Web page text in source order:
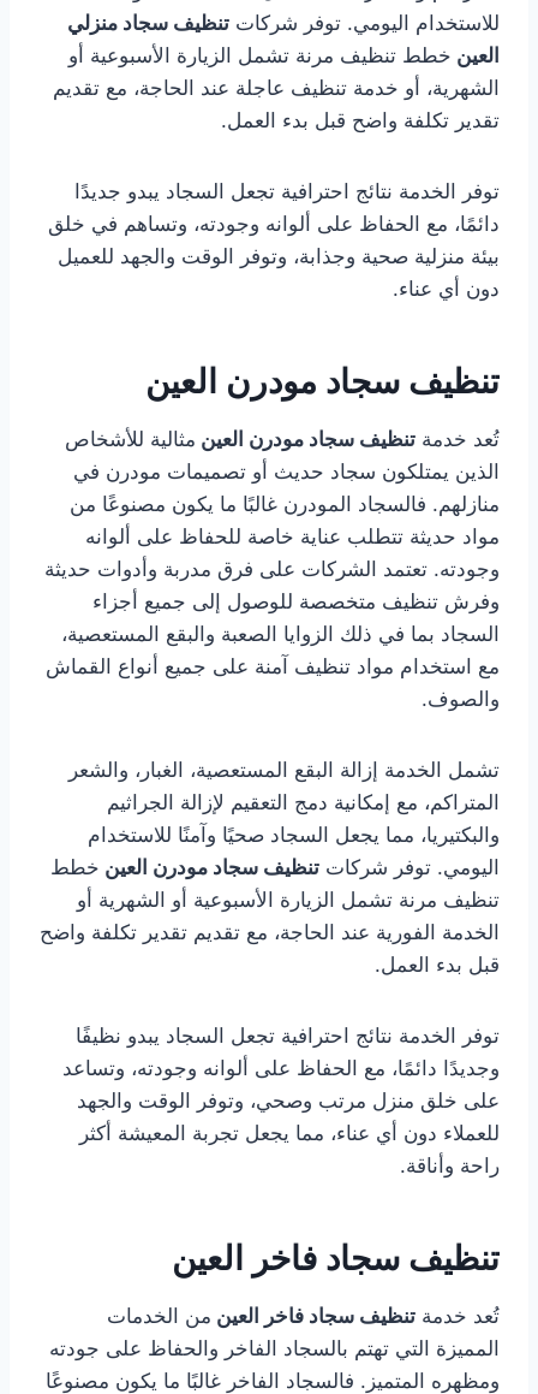
للاستخدام اليومي. توفر شركات تنظيف سجاد منزلي
العين خطط تنظيف مرنة تشمل الزيارة الأسبوعية أو
الشهرية، أو خدمة تنظيف عاجلة عند الحاجة، مع تقديم
تقدير تكلفة واضح قبل بدء العمل.
توفر الخدمة نتائج احترافية تجعل السجاد يبدو جديدًا
دائمًا، مع الحفاظ على ألوانه وجودته، وتساهم في خلق
بيئة منزلية صحية وجذابة، وتوفر الوقت والجهد للعميل
دون أي عناء.
تنظيف سجاد مودرن العين
تُعد خدمة تنظيف سجاد مودرن العين مثالية للأشخاص
الذين يمتلكون سجاد حديث أو تصميمات مودرن في
منازلهم. فالسجاد المودرن غالبًا ما يكون مصنوعًا من
مواد حديثة تتطلب عناية خاصة للحفاظ على ألوانه
وجودته. تعتمد الشركات على فرق مدربة وأدوات حديثة
وفرش تنظيف متخصصة للوصول إلى جميع أجزاء
السجاد بما في ذلك الزوايا الصعبة والبقع المستعصية،
مع استخدام مواد تنظيف آمنة على جميع أنواع القماش
والصوف.
تشمل الخدمة إزالة البقع المستعصية، الغبار، والشعر
المتراكم، مع إمكانية دمج التعقيم لإزالة الجراثيم
والبكتيريا، مما يجعل السجاد صحيًا وآمنًا للاستخدام
اليومي. توفر شركات تنظيف سجاد مودرن العين خطط
تنظيف مرنة تشمل الزيارة الأسبوعية أو الشهرية أو
الخدمة الفورية عند الحاجة، مع تقديم تقدير تكلفة واضح
قبل بدء العمل.
توفر الخدمة نتائج احترافية تجعل السجاد يبدو نظيفًا
وجديدًا دائمًا، مع الحفاظ على ألوانه وجودته، وتساعد
على خلق منزل مرتب وصحي، وتوفر الوقت والجهد
للعملاء دون أي عناء، مما يجعل تجربة المعيشة أكثر
راحة وأناقة.
تنظيف سجاد فاخر العين
تُعد خدمة تنظيف سجاد فاخر العين من الخدمات
المميزة التي تهتم بالسجاد الفاخر والحفاظ على جودته
ومظهره المتميز. فالسجاد الفاخر غالبًا ما يكون مصنوعًا